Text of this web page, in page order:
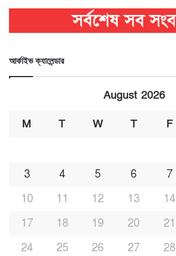
আর্কাইভ ক্যালেন্ডার
August 2026
M T W T F
3
4 5 6 7
10
11 12 13 14
17
18 19 20 21
24
25 26 27 28